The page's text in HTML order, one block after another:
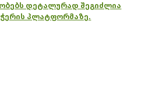
დეტალურად შეგიძლია
პლატფორმაზე.